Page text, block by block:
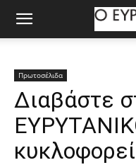
Πρωτοσέλιδα
Διαβάστε